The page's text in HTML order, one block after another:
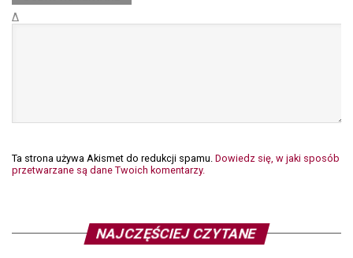
Δ
Ta strona używa Akismet do redukcji spamu. Dowiedz się, w jaki sposób
przetwarzane są dane Twoich komentarzy.
NAJCZĘŚCIEJ CZYTANE